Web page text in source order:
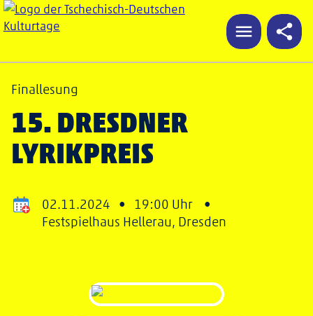
Finallesung
15. DRESDNER
LYRIKPREIS
02.11.2024 • 19:00 Uhr •
Festspielhaus Hellerau, Dresden